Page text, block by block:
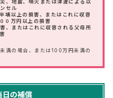
、地震、噴火または津波による以
セル
壊以上の損害、またはこれに収容
０万円以上の損害
、またはこれに収容される父母所
満の場合、または100万円未満の